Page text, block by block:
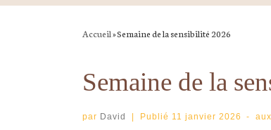
Accueil»Semaine de la sensibilité 2026
Semaine de la
par David Publié 11 janvier 2026 -